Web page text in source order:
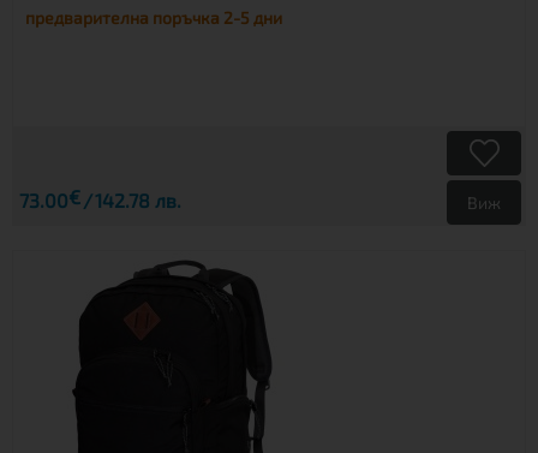
предварителна поръчка 2-5 дни
73.00€ 142.78 лв. Виж